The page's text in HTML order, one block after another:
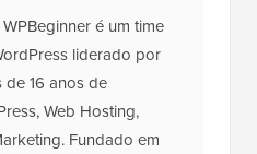
é apoiado pelo leitor. Isso
alguns de nossos links,
Vejacomo o
que isso importa e como
está nossoprocesso